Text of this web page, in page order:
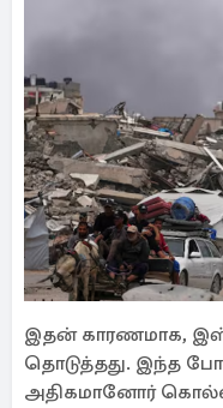
இதன் காரணமாக,
தொடுத்தது. இந்த
அதிகமானோர்